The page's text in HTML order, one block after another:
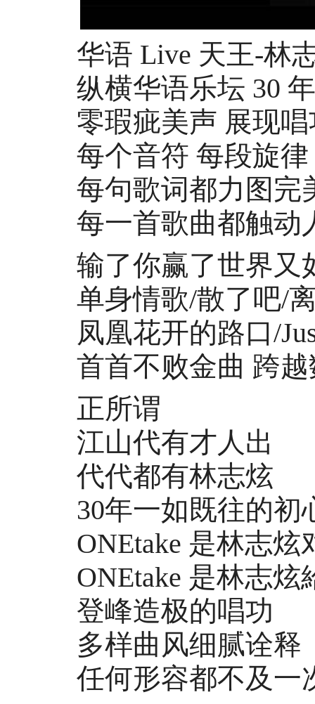
华语 Live 天王-林
纵横华语乐坛 30
零瑕疵美声 展现唱
每个音符 每段旋律
每句歌词都力图完
每一首歌曲都触动
输了你赢了世界又
单身情歌/散了吧/离
凤凰花开的路口/
首首不败金曲 跨越
正所谓
江山代有才人出
代代都有林志炫
30年一如既往的初
ONEtake 是林志炫
ONEtake 是林志炫
登峰造极的唱功
多样曲风细腻诠释
任何形容都不及一